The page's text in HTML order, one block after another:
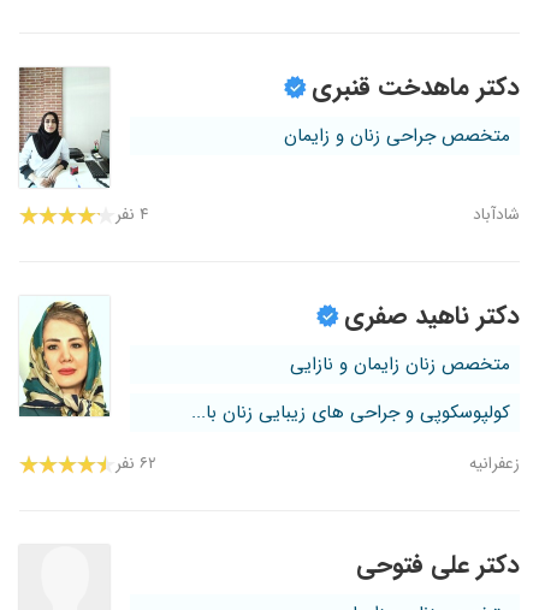
دکتر ماهدخت قنبری
متخصص جراحی زنان و زایمان
شادآباد ۴ نفر
دکتر ناهید صفری
متخصص زنان زایمان و نازایی
کولپوسکوپی و جراحی های زیبایی زنان با...
زعفرانیه ۶۲ نفر
دکتر علی فتوحی